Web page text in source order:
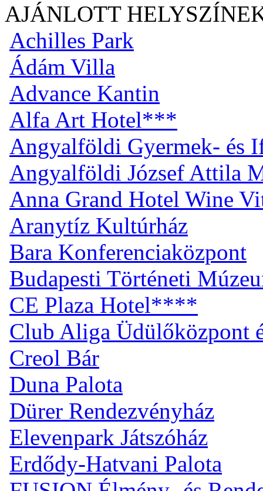
AJÁNLOTT
Achilles Park
Ádám Villa
Advance Kantin
Alfa Art Hotel***
Angyalföldi Gyermek- és
Angyalföldi József Attila
Anna Grand Hotel Wine
Aranytíz Kultúrház
Bara Konferenciaközpont
Budapesti Történeti
CE Plaza Hotel****
Club Aliga Üdülőközpont
Creol Bár
Duna Palota
Dürer Rendezvényház
Elevenpark Játszóház
Erdődy-Hatvani Palota